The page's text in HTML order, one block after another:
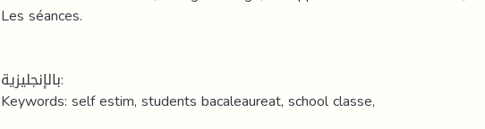
Les séances.
بالإنجليزية:
Keywords: self estim, students bacaleaureat, school classe,